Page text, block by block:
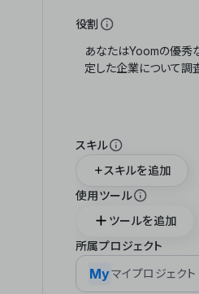
役割
スキル
スキルを追加
使用ツール
ツールを追加
所属プロジェクト
Myマイプロジェクト